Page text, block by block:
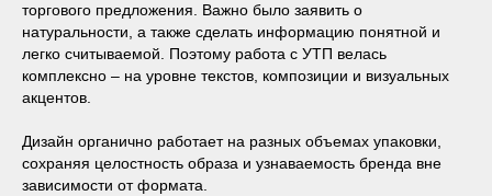
торгового предложения. Важно было заявить о
натуральности, а также сделать информацию понятной и
легко считываемой. Поэтому работа с УТП велась
комплексно – на уровне текстов, композиции и визуальных
акцентов.
Дизайн органично работает на разных объемах упаковки,
сохраняя целостность образа и узнаваемость бренда вне
зависимости от формата.